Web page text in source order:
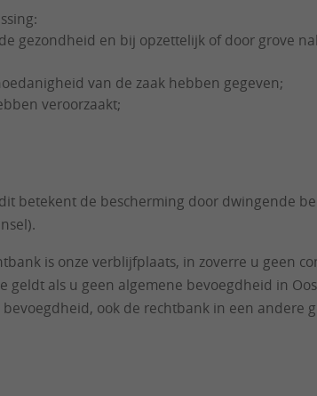
gezondheid en bij opzettelijk of door grove
van de zaak hebben gegeven;
veroorzaakt;
betekent de bescherming door dwingende
is onze verblijfplaats, in zoverre u geen
als u geen algemene bevoegdheid in
ook de rechtbank in een andere